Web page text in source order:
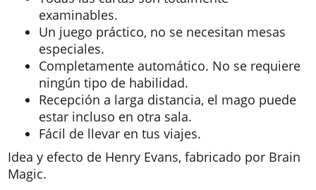
examinables.
Un juego práctico, no se necesitan mesas
especiales.
Completamente automático. No se requiere
ningún tipo de habilidad.
Recepción a larga distancia, el mago puede
estar incluso en otra sala.
Fácil de llevar en tus viajes.
Idea y efecto de Henry Evans, fabricado por Brain
Magic.